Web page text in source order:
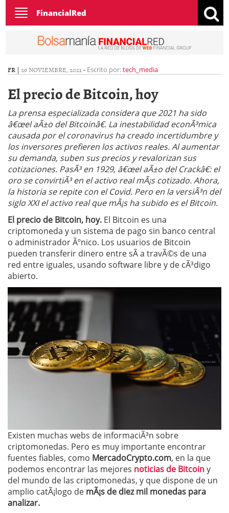
Toggle
navigation
FinancialRed
FR | 29 NOVIEMBRE, 2021 - Escrito por:tech_media
El precio de Bitcoin, hoy
La prensa especializada considera que 2021 ha sido
â€œel aÃ±o del Bitcoinâ€. La inestabilidad econÃ³mica
causada por el coronavirus ha creado incertidumbre y
los inversores prefieren los activos reales. Al aumentar
su demanda, suben sus precios y revalorizan sus
cotizaciones. PasÃ³ en 1929, â€œel aÃ±o del Crackâ€: el
oro se convirtiÃ³ en el activo real mÃ¡s cotizado. Ahora,
la historia se repite con el Covid. Pero en la versiÃ³n del
siglo XXI el activo real que mÃ¡s ha subido es el Bitcoin.
El precio de Bitcoin, hoy. El Bitcoin es una
criptomoneda y un sistema de pago sin banco central
o administrador Ãºnico. Los usuarios de Bitcoin
pueden transferir dinero entre sÃ­ a travÃ©s de una
red entre iguales, usando software libre y de cÃ³digo
abierto.
Existen muchas webs de informaciÃ³n sobre
criptomonedas. Pero es muy importante encontrar
fuentes fiables, como MercadoCrypto.com, en la que
podemos encontrar las mejores noticias de Bitcoiny
del mundo de las criptomonedas, y que dispone de un
amplio catÃ¡logo de mÃ¡s de diez mil monedas para
analizar.